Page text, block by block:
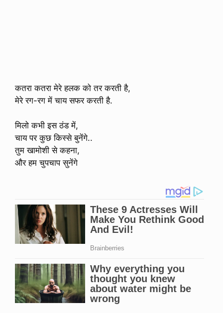
कतरा कतरा मेरे हलक को तर करती है,
मेरे रग-रग में चाय सफर करती है.
मिलो कभी इस ठंड में,
चाय पर कुछ किस्से बुनेंगे..
तुम खामोशी से कहना,
और हम चुपचाप सुनेंगे